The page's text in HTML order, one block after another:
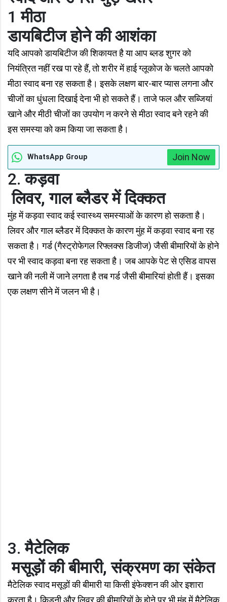
1मीठा
डायबिटीज होने की आशंका
यदि आपको डायबिटीज की शिकायत है या आप ब्लड शुगर को
नियंत्रित नहीं रख पा रहे हैं, तो शरीर में हाई ग्लूकोज के चलते आपको
मीठा स्वाद बना रह सकता है। इसके लक्षण बार-बार प्यास लगना और
चीजों का धुंधला दिखाई देना भी हो सकते हैं। ताजे फल और सब्जियां
खाने और मीठी चीजों का उपयोग न करने से मीठा स्वाद बने रहने की
इस समस्या को कम किया जा सकता है।
WhatsApp Group Join Now
2.कड़वा
लिवर, गाल ब्लैडर में दिक्कत
मुंह में कड़वा स्वाद कई स्वास्थ्य समस्याओं के कारण हो सकता है।
लिवर और गाल ब्लैडर में दिक्कत के कारण मुंह में कड़वा स्वाद बना रह
सकता है। गर्ड (गैस्ट्रोफेगल रिफ्लक्स डिजीज) जैसी बीमारियों के होने
पर भी स्वाद कड़वा बना रह सकता है। जब आपके पेट से एसिड वापस
खाने की नली में जाने लगता है तब गर्ड जैसी बीमारियां होती हैं। इसका
एक लक्षण सीने में जलन भी है।
3.मैटेलिक
मसूड़ों की बीमारी, संक्रमण का संकेत
मैटेलिक स्वाद मसूड़ों की बीमारी या किसी इंफेक्शन की ओर इशारा
करता है। किडनी और लिवर की बीमारियों के होने पर भी मुंह में मैटेलिक